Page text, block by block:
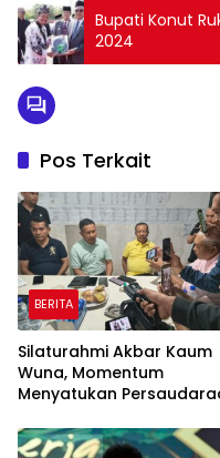
Bupati Konut
2024
Pos Terkait
BERITA
Silaturahmi Akbar Kaum
Wuna, Momentum
Menyatukan
Muna